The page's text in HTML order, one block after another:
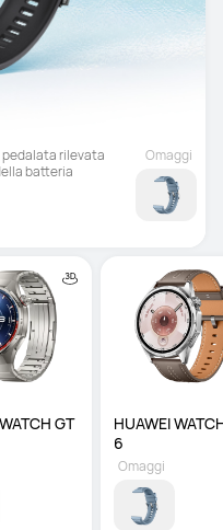
pedalata rilevata
batteria
Omaggi
GT
HUAWEI
6
Omaggi